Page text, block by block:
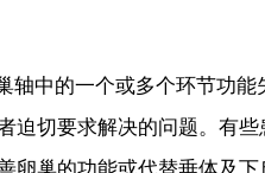
中的一个或多个环节功能
迫切要求解决的问题。有